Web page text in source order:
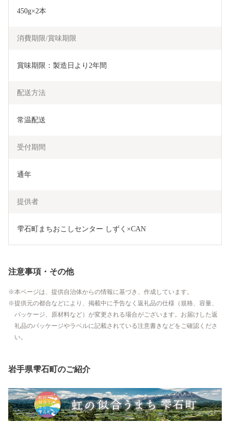
450g×2本
消費期限/賞味期限
賞味期限：製造日より2年間
配送方法
常温配送
受付期間
通年
提供者
雫石町まちおこしセンター しずく×CAN
注意事項・その他
本ページは、提供自治体からの情報に基づき、作成しています。
提供元の都合などにより、掲載中に予告なく返礼品の仕様（規格、容量、
パッケージ、原材料など）が変更される場合がございます。お届けした返
礼品のパッケージやラベルに記載されている注意書きなどをご確認くださ
い。
岩手県雫石町のご紹介